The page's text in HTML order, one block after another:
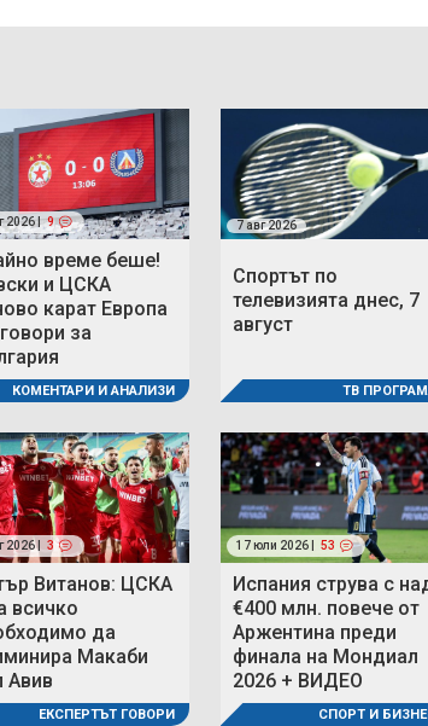
2026 | 9
време беше!
и ЦСКА
карат Европа
за
КОМЕНТАРИ И АНАЛИЗИ
7 авг 2026
Спортът по
телевизията днес, 7
август
ТВ
2026 | 3
Витанов: ЦСКА
всичко
да
Макаби
Авив
ЕКСПЕРТЪТ ГОВОРИ
17 юли 2026 | 53
Испания струва с
€400 млн. повече от
Аржентина преди
финала на Мондиал
2026 + ВИДЕО
СПОРТ И